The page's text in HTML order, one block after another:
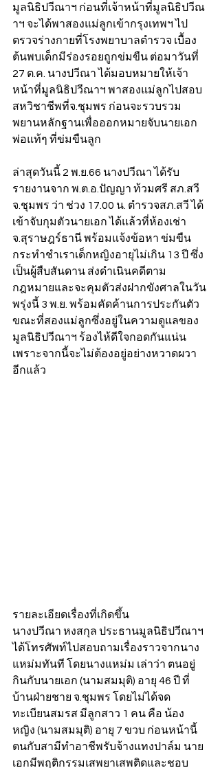
มูลนิธิปวีณาฯ ก่อนที่เจ้าหน้าที่มูลนิธิปวีณ
าฯ จะได้พาสองแม่ลูกเข้ากรุงเทพฯ ไป
ตรวจร่างกายที่โรงพยาบาลตำรวจ เบื้อง
ต้นพบเด็กมีร่องรอยถูกข่มขืน ต่อมาวันที่
27 ต.ค. นางปวีณา ได้มอบหมายให้เจ้า
หน้าที่มูลนิธิปวีณาฯ พาสองแม่ลูกไปสอบ
สหวิชาชีพที่จ.ชุมพร ก่อนจะรวบรวม
พยานหลักฐานเพื่อออกหมายจับนายเอก
พ่อแท้ๆ ที่ข่มขืนลูก
ล่าสุดวันนี้ 2 พ.ย.66 นางปวีณา ได้รับ
รายงานจาก พ.ต.อ.ปัญญา ท้วมศรี สภ.สวี
จ.ชุมพร ว่า ช่วง 17.00 น. ตำรวจสภ.สวี ได้
เข้าจับกุมตัวนายเอก ได้แล้วที่ห้องเช่า
จ.สุราษฎร์ธานี พร้อมแจ้งข้อหา ข่มขืน
กระทำชำเราเด็กหญิงอายุไม่เกิน 13 ปี ซึ่ง
เป็นผู้สืบสันดาน ส่งดำเนินคดีตาม
กฎหมายและจะคุมตัวส่งฝากขังศาลในวัน
พรุ่งนี้ 3 พ.ย. พร้อมคัดค้านการประกันตัว
ขณะที่สองแม่ลูกซึ่งอยู่ในความดูแลของ
มูลนิธิปวีณาฯ ร้องไห้ดีใจกอดกันแน่น
เพราะจากนี้จะไม่ต้องอยู่อย่างหวาดผวา
อีกแล้ว
รายละเอียดเรื่องที่เกิดขึ้น
นางปวีณา หงสกุล ประธานมูลนิธิปวีณาฯ
ได้โทรศัพท์ไปสอบถามเรื่องราวจากนาง
แหม่มทันที โดยนางแหม่ม เล่าว่า ตนอยู่
กินกับนายเอก (นามสมมุติ) อายุ 46 ปี ที่
บ้านฝ่ายชาย จ.ชุมพร โดยไม่ได้จด
ทะเบียนสมรส มีลูกสาว 1 คน คือ น้อง
หญิง (นามสมมุติ) อายุ 7 ขวบ ก่อนหน้านี้
ตนกับสามีทำอาชีพรับจ้างแทงปาล์ม นาย
เอกมีพฤติกรรมเสพยาเสพติดและชอบ